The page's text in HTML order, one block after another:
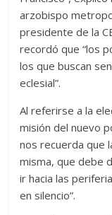
arzobispo
presidente de la
recordó que “los
los que buscan
eclesial”.
Al referirse a la
misión del nuevo
nos recuerda que
misma, que debe
ir hacia las
en silencio”.